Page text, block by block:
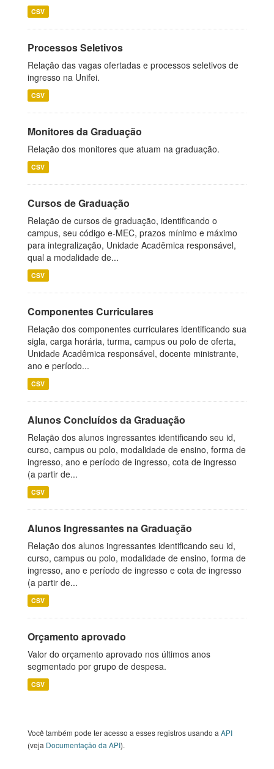
CSV
Processos Seletivos
Relação das vagas ofertadas e processos seletivos de
ingresso na Unifei.
CSV
Monitores da Graduação
Relação dos monitores que atuam na graduação.
CSV
Cursos de Graduação
Relação de cursos de graduação, identificando o
campus, seu código e-MEC, prazos mínimo e máximo
para integralização, Unidade Acadêmica responsável,
qual a modalidade de...
CSV
Componentes Curriculares
Relação dos componentes curriculares identificando sua
sigla, carga horária, turma, campus ou polo de oferta,
Unidade Acadêmica responsável, docente ministrante,
ano e período...
CSV
Alunos Concluídos da Graduação
Relação dos alunos ingressantes identificando seu id,
curso, campus ou polo, modalidade de ensino, forma de
ingresso, ano e período de ingresso, cota de ingresso
(a partir de...
CSV
Alunos Ingressantes na Graduação
Relação dos alunos ingressantes identificando seu id,
curso, campus ou polo, modalidade de ensino, forma de
ingresso, ano e período de ingresso e cota de ingresso
(a partir de...
CSV
Orçamento aprovado
Valor do orçamento aprovado nos últimos anos
segmentado por grupo de despesa.
CSV
Você também pode ter acesso a esses registros usando a API
(veja Documentação da API).